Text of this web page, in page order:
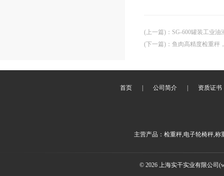
(上一篇) ： SG-600罐装工业
(下一篇) ： 鱼肉高精度检重秤
首页 公司简介 资质证书
主营产品：检重秤,电子轮椅秤,
© 2026 上海实干实业有限公司